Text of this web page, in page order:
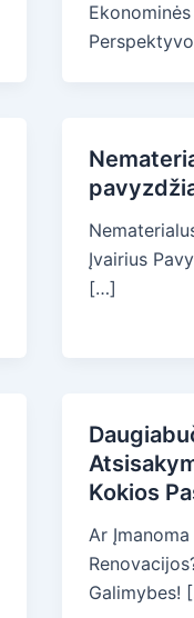
Įvairius
[…]
Kokios
Ar
Galimybes!